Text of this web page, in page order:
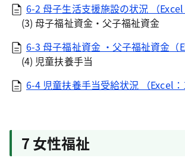
6-2 母子生活支援施設の状況 （Excel
(3) 母子福祉資金・父子福祉資金
6-3 母子福祉資金 ・父子福祉資金（
(4) 児童扶養手当
6-4 児童扶養手当受給状況 （Excel：
7 女性福祉